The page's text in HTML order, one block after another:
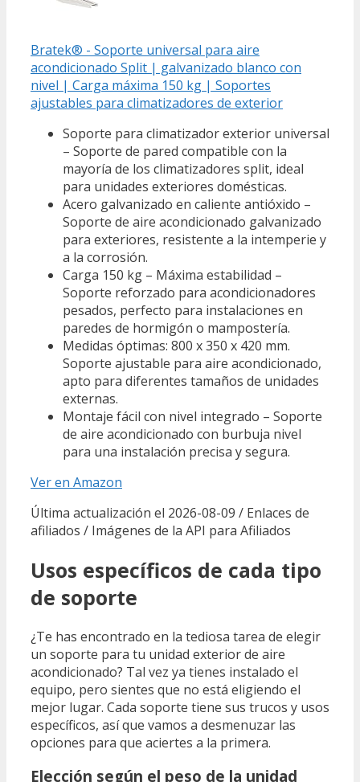
Bratek® - Soporte universal para aire
acondicionado Split | galvanizado blanco con
nivel | Carga máxima 150 kg | Soportes
ajustables para climatizadores de exterior
Soporte para climatizador exterior universal
– Soporte de pared compatible con la
mayoría de los climatizadores split, ideal
para unidades exteriores domésticas.
Acero galvanizado en caliente antióxido –
Soporte de aire acondicionado galvanizado
para exteriores, resistente a la intemperie y
a la corrosión.
Carga 150 kg – Máxima estabilidad –
Soporte reforzado para acondicionadores
pesados, perfecto para instalaciones en
paredes de hormigón o mampostería.
Medidas óptimas: 800 x 350 x 420 mm.
Soporte ajustable para aire acondicionado,
apto para diferentes tamaños de unidades
externas.
Montaje fácil con nivel integrado – Soporte
de aire acondicionado con burbuja nivel
para una instalación precisa y segura.
Ver en Amazon
Última actualización el 2026-08-09 / Enlaces de
afiliados / Imágenes de la API para Afiliados
Usos específicos de cada tipo
de soporte
¿Te has encontrado en la tediosa tarea de elegir
un soporte para tu unidad exterior de aire
acondicionado? Tal vez ya tienes instalado el
equipo, pero sientes que no está eligiendo el
mejor lugar. Cada soporte tiene sus trucos y usos
específicos, así que vamos a desmenuzar las
opciones para que aciertes a la primera.
Elección según el peso de la unidad